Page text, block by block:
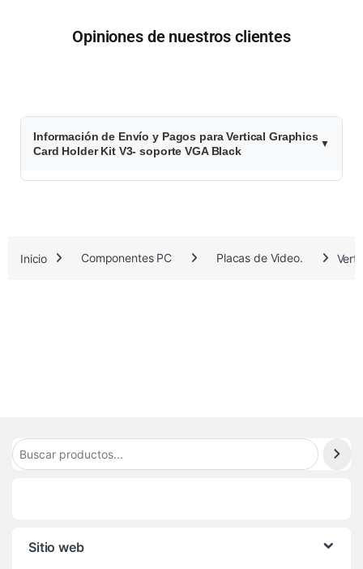
Opiniones de nuestros clientes
$
1
7
.
Información de Envío y Pagos para Vertical Graphics
Card Holder Kit V3- soporte VGA Black
Inicio Componentes PC Placas de Video.
Sitio web